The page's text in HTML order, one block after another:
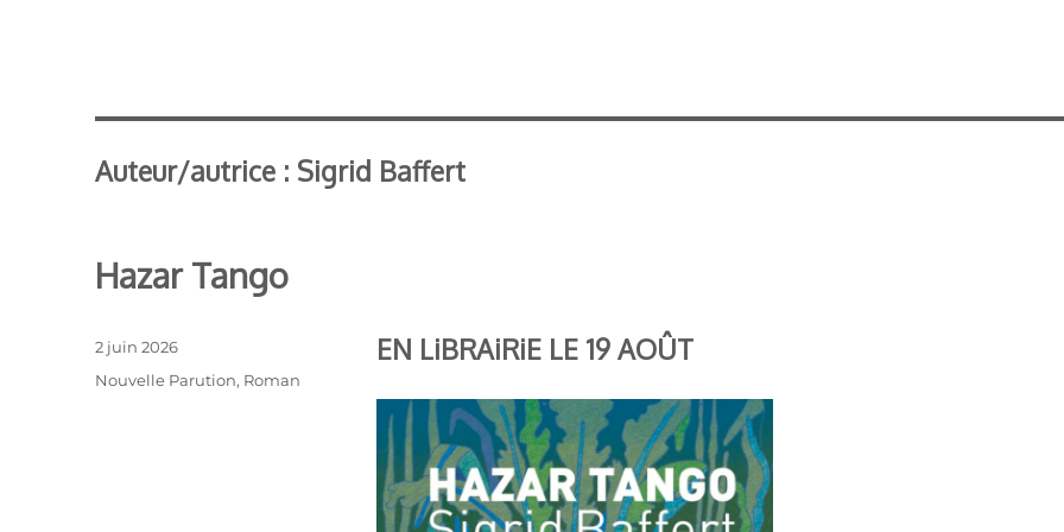
Auteur/autrice : Sigrid Baffert
Hazar Tango
EN LiBRAiRiE LE 19 AOÛT
Publié
2 juin 2026
Catégories
Nouvelle Parution, Roman